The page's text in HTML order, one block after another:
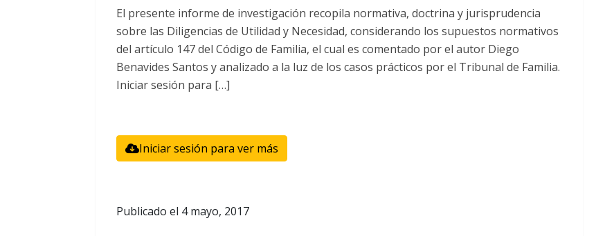
El presente informe de investigación recopila normativa, doctrina y jurisprudencia
sobre las Diligencias de Utilidad y Necesidad, considerando los supuestos normativos
del artículo 147 del Código de Familia, el cual es comentado por el autor Diego
Benavides Santos y analizado a la luz de los casos prácticos por el Tribunal de Familia.
Iniciar sesión para […]
Iniciar sesión para ver más
Publicado el 4 mayo, 2017